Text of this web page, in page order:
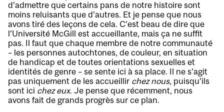
d’admettre que certains pans de notre histoire sont
moins reluisants que d’autres. Et je pense que nous
avons tiré des leçons de cela. C’est beau de dire que
l’Université McGill est accueillante, mais ça ne suffit
pas. Il faut que chaque membre de notre communauté
– les personnes autochtones, de couleur, en situation
de handicap et de toutes orientations sexuelles et
identités de genre – se sente ici à sa place. Il ne s’agit
pas uniquement de les accueillir chez nous, puisqu’ils
sont ici chez eux. Je pense que récemment, nous
avons fait de grands progrès sur ce plan.